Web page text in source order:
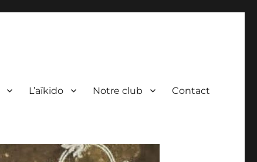
L’aïkido Notre club Contact